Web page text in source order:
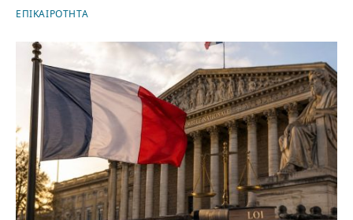
ΕΠΙΚΑΙΡΟΤΗΤΑ